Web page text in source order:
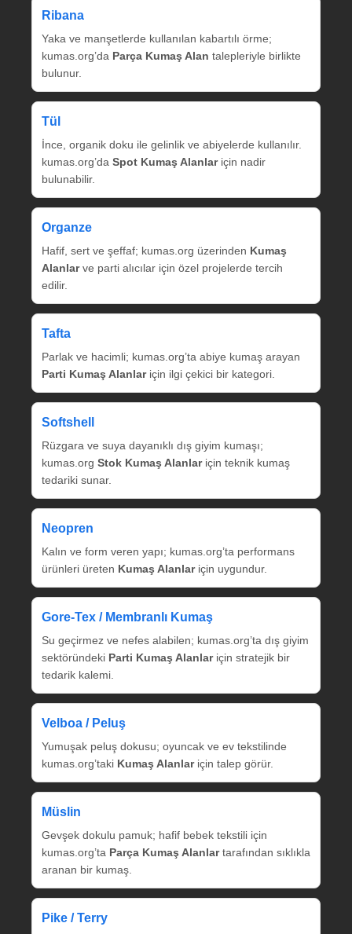
Ribana
Yaka ve manşetlerde kullanılan kabartılı örme;
kumas.org’da Parça Kumaş Alan talepleriyle birlikte
bulunur.
Tül
İnce, organik doku ile gelinlik ve abiyelerde kullanılır.
kumas.org’da Spot Kumaş Alanlariçin nadir
bulunabilir.
Organze
Hafif, sert ve şeffaf; kumas.org üzerinden Kumaş
Alanlarve parti alıcılar için özel projelerde tercih
edilir.
Tafta
Parlak ve hacimli; kumas.org’ta abiye kumaş arayan
Parti Kumaş Alanlariçin ilgi çekici bir kategori.
Softshell
Rüzgara ve suya dayanıklı dış giyim kumaşı;
kumas.org Stok Kumaş Alanlariçin teknik kumaş
tedariki sunar.
Neopren
Kalın ve form veren yapı; kumas.org’ta performans
ürünleri üreten Kumaş Alanlariçin uygundur.
Gore‑Tex / Membranlı Kumaş
Su geçirmez ve nefes alabilen; kumas.org’ta dış giyim
sektöründeki Parti Kumaş Alanlariçin stratejik bir
tedarik kalemi.
Velboa / Peluş
Yumuşak peluş dokusu; oyuncak ve ev tekstilinde
kumas.org’taki Kumaş Alanlariçin talep görür.
Müslin
Gevşek dokulu pamuk; hafif bebek tekstili için
kumas.org’ta Parça Kumaş Alanlartarafından sıklıkla
aranan bir kumaş.
Pike / Terry